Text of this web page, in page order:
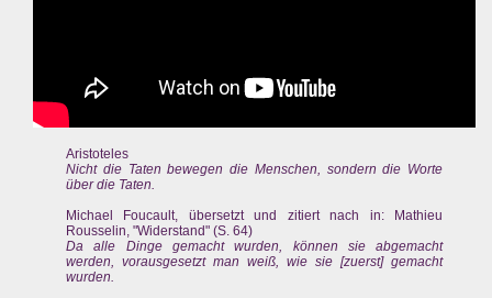
Aristoteles
Nicht die Taten bewegen die Menschen, sondern die Worte
über die Taten.
Michael Foucault, übersetzt und zitiert nach in: Mathieu
Rousselin, "Widerstand" (S. 64)
Da alle Dinge gemacht wurden, können sie abgemacht
werden, vorausgesetzt man weiß, wie sie [zuerst] gemacht
wurden.